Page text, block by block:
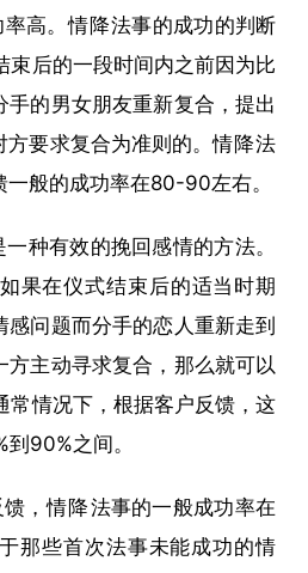
率高。情降法事的成功的判断
束后的一段时间内之前因为比
手的男女朋友重新复合，提出
方要求复合为准则的。情降法
般的成功率在80-90左右。
种有效的挽回感情的方法。
果在仪式结束后的适当时期
问题而分手的恋人重新走到
方主动寻求复合，那么就可以
常情况下，根据客户反馈，这
90%之间。
馈，情降法事的一般成功率在
那些首次法事未能成功的情